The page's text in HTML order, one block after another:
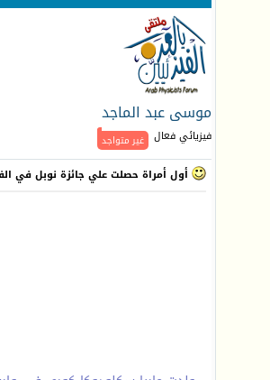
موسى عبد الماجد
غير متواجد فيزيائي فعال
أول أمراة حصلت علي جائزة نوبل في